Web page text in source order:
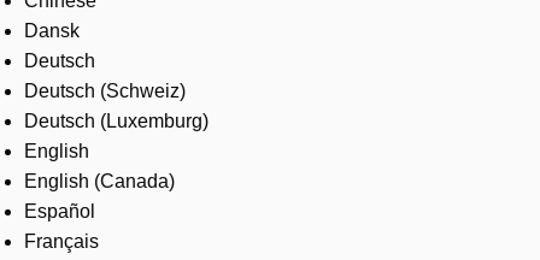
Services
About us
Where to buy
Contact us
Careers
Dansk
Deutsch
Deutsch (Schweiz)
Deutsch (Luxemburg)
English
English (Canada)
Español
Français